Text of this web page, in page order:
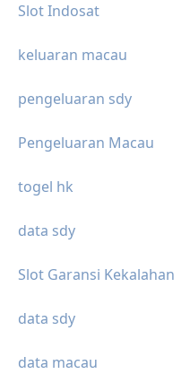
Slot Indosat
keluaran macau
pengeluaran sdy
Pengeluaran Macau
togel hk
data sdy
Slot Garansi Kekalahan
data sdy
data macau